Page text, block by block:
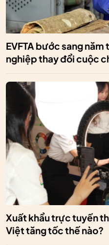
EVFTA bước sang
nghiệp thay đổi cuộc
Xuất khẩu trực tuyến
Việt tăng tốc thế nào?